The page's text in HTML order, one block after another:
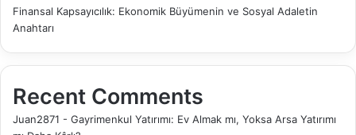
Finansal Kapsayıcılık: Ekonomik Büyümenin ve Sosyal Adaletin
Anahtarı
Recent Comments
Juan2871 - Gayrimenkul Yatırımı: Ev Almak mı, Yoksa Arsa Yatırımı